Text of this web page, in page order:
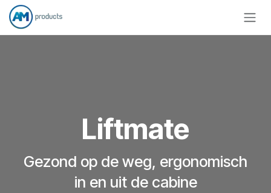
Overslaan naar inhoud
Liftmate
Gezond op de weg, ergonomisch
in en ​uit d​e cabine